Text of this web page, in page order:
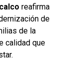
reafirma
de
de la
calidad que